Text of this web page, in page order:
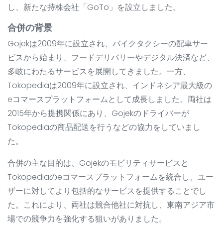
し、新たな持株会社「GoTo」を設立しました。
合併の背景
Gojekは2009年に設立され、バイクタクシーの配車サー
ビスから始まり、フードデリバリーやデジタル決済など、
多岐にわたるサービスを展開してきました。一方、
Tokopediaは2009年に設立され、インドネシア最大級の
eコマースプラットフォームとして成長しました。両社は
2015年から提携関係にあり、Gojekのドライバーが
Tokopediaの商品配送を行うなどの協力をしていまし
た。
合併の主な目的は、Gojekのモビリティサービスと
Tokopediaのeコマースプラットフォームを統合し、ユー
ザーに対してより包括的なサービスを提供することでし
た。これにより、両社は競合他社に対抗し、東南アジア市
場での競争力を強化する狙いがありました。